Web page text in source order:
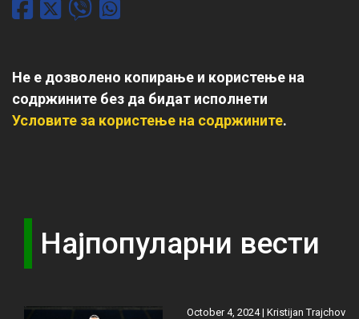
Не е дозволено копирање и користење на
содржините без да бидат исполнети
Условите за користење на содржините.
Најпопуларни вести
October 4, 2024 | Kristijan Trajchov